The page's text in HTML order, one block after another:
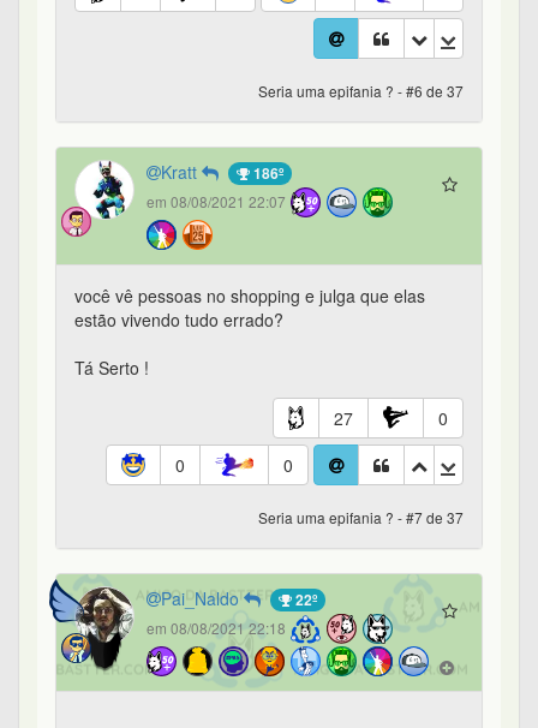
Seria uma epifania ? - #6 de 37
Kratt 186º
em 08/08/2021 22:07
você vê pessoas no shopping e julga que elas
estão vivendo tudo errado?
Tá Serto !
27
0
0
0
Seria uma epifania ? - #7 de 37
Pai_Naldo 22º
em 08/08/2021 22:18